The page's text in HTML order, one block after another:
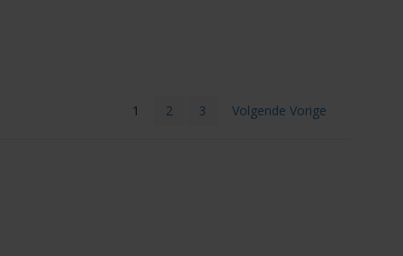
1 2 3 Volgende Vorige